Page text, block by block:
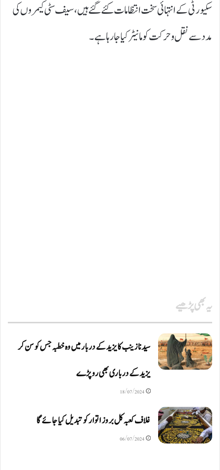
سکیورٹی کے انتہائی سخت انتظامات کئے گئے ہیں، سیف سٹی کیمروں کی
مدد سے نقل وحرکت کو مانیٹر کیا جا رہا ہے۔
یہ بھی پڑھیے
سیدنا زینب کا یزید کے دربار میں وہ خطبہ جس کو سن کر
یزید کے درباری بھی رو پڑے
18/07/2024
غلاف کعبہ کل بروز اتوار کو تبدیل کیا جائے گا
06/07/2024